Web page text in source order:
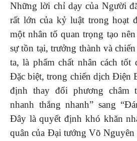
Những lời chỉ dạy của Người
rất lớn của kỷ luật trong hoạt
một nhân tố quan trọng tạo
sự tồn tại, trưởng thành và
ta, là phẩm chất nhân cách tốt
Đặc biệt, trong chiến dịch Điện
định thay đổi phương châm
nhanh thắng nhanh” sang
Đây là quyết định khó khăn
quân của Đại tướng Võ